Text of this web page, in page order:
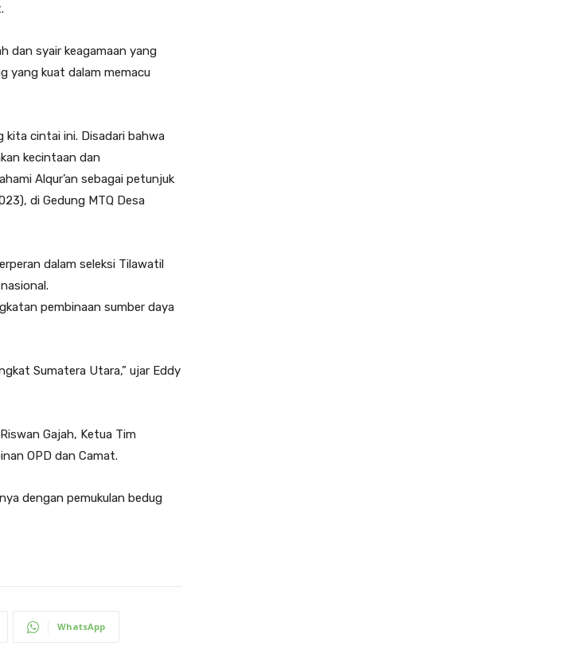
dan syair keagamaan yang
yang kuat dalam memacu
kita cintai ini. Disadari bahwa
kecintaan dan
Alqur’an sebagai petunjuk
di Gedung MTQ Desa
dalam seleksi Tilawatil
pembinaan sumber daya
Sumatera Utara,” ujar Eddy
Gajah, Ketua Tim
OPD dan Camat.
dengan pemukulan bedug
WhatsApp